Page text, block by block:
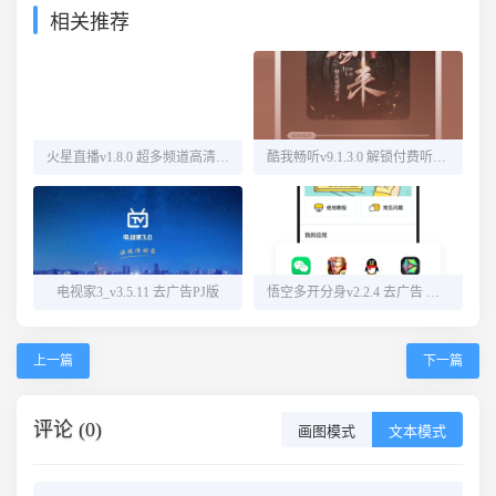
相关推荐
火星直播v1.8.0 超多频道高清直播 酷我畅听v9.1.3.0 解锁付费听书源
电视家3_v3.5.11 去广告PJ版 悟空多开分身v2.2.4 去广告 解锁会员
上一篇 下一篇
评论 (0) 画图模式 文本模式